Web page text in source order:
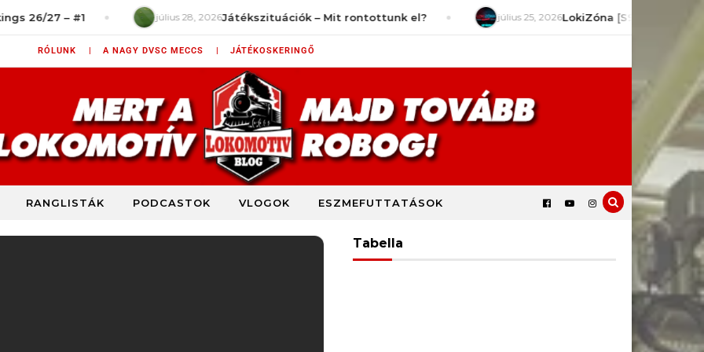
#1 július 28, 2026Játékszituációk – Mit rontottunk el? július 25, 2026LokiZóna [S9E2] – Mit várunk a
RÓLUNK | A NAGY DVSC MECCS | JÁTÉKOSKERINGŐ
DVSC szurkolói blog
RANGLISTÁK PODCASTOK VLOGOK ESZMEFUTTATÁSOK
Tabella